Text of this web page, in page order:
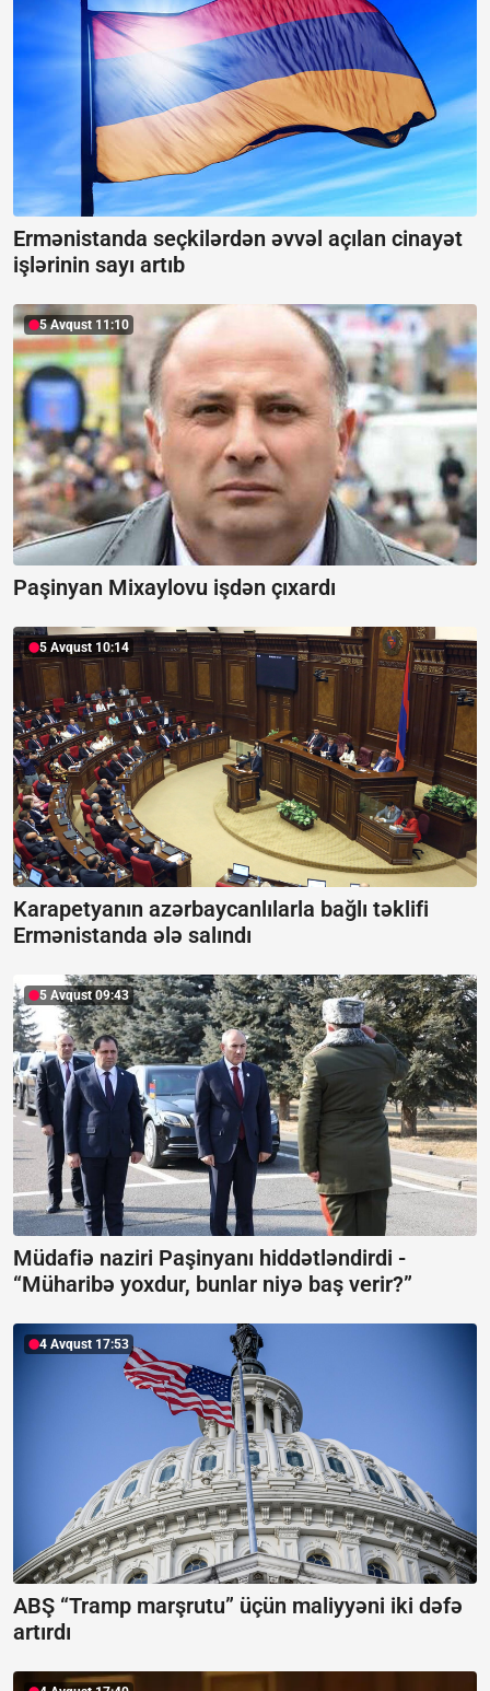
Ermənistanda seçkilərdən əvvəl açılan cinayət
işlərinin sayı artıb
5 Avqust 11:10
Paşinyan Mixaylovu işdən çıxardı
5 Avqust 10:14
Karapetyanın azərbaycanlılarla bağlı təklifi
Ermənistanda ələ salındı
5 Avqust 09:43
Müdafiə naziri Paşinyanı hiddətləndirdi -
“Müharibə yoxdur, bunlar niyə baş verir?”
4 Avqust 17:53
ABŞ “Tramp marşrutu” üçün maliyyəni iki dəfə
artırdı